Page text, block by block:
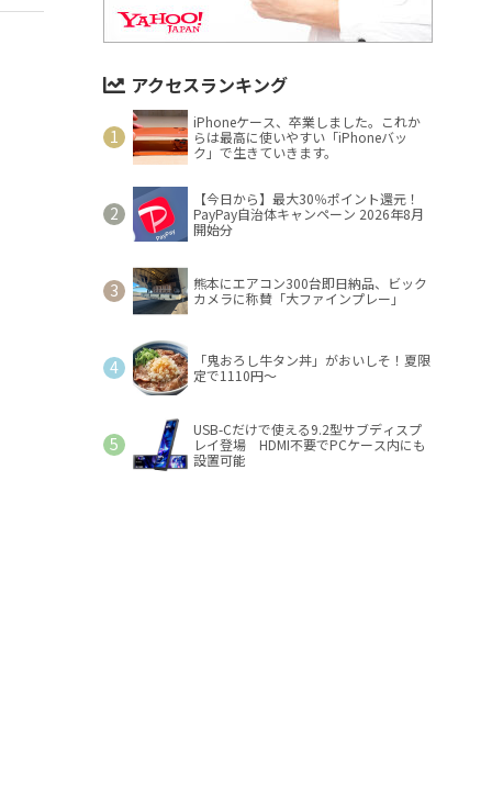
アクセスランキング
iPhoneケース、卒業しました。これか
らは最高に使いやすい「iPhoneバッ
ク」で生きていきます。
【今日から】最大30％ポイント還元！
PayPay自治体キャンペーン 2026年8月
開始分
熊本にエアコン300台即日納品、ビック
カメラに称賛「大ファインプレー」
「鬼おろし牛タン丼」がおいしそ！夏限
定で1110円～
USB-Cだけで使える9.2型サブディスプ
レイ登場 HDMI不要でPCケース内にも
設置可能